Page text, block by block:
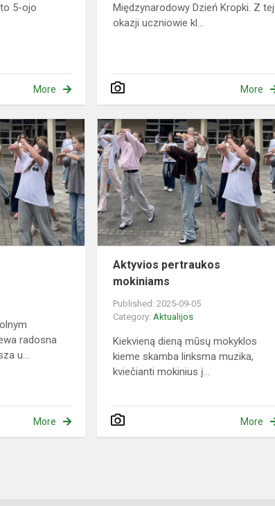
5-ojo
More
Międzynarodowy Dzień Kropki. Z tej
okazji uczniowie kl...
More
Aktywne
przerwy
radosna
u...
More
Aktyvios pertraukos
mokiniams
Published: 2025-09-05
Category:Aktualijos
Kiekvieną dieną mūsų mokyklos
kieme skamba linksma muzika,
kviečianti mokinius į...
More